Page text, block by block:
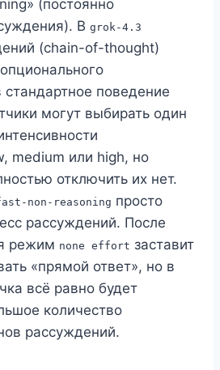
(постоянно
В grok-4.3
(chain-of-thought)
поведение
могут выбирать один
medium или high, но
отключить их нет.
non-reasoning просто
рассуждений. После
режим none effort заставит
«прямой ответ», но в
всё равно будет
количество
рассуждений.